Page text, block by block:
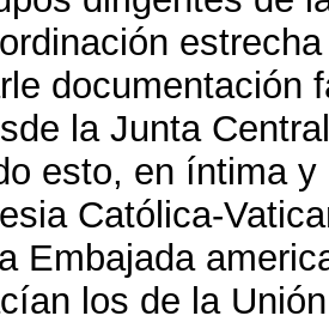
documentación
la Junta
esto, en íntima
Católica-
Embajada
los de la